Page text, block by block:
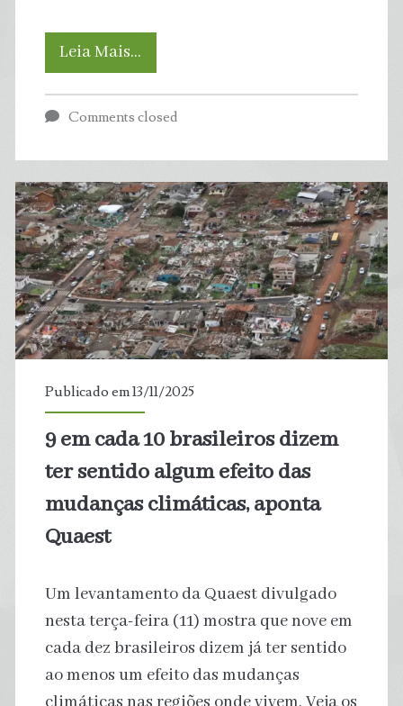
Leia Mais…
naturais
de
R$
9
bilhões
RN
10
estudo
Comments closed
Publicado em 13/11/2025
9 em cada 10 brasileiros dizem
ter sentido algum efeito das
mudanças climáticas, aponta
Quaest
Um levantamento da Quaest divulgado
nesta terça-feira (11) mostra que nove em
cada dez brasileiros dizem já ter sentido
ao menos um efeito das mudanças